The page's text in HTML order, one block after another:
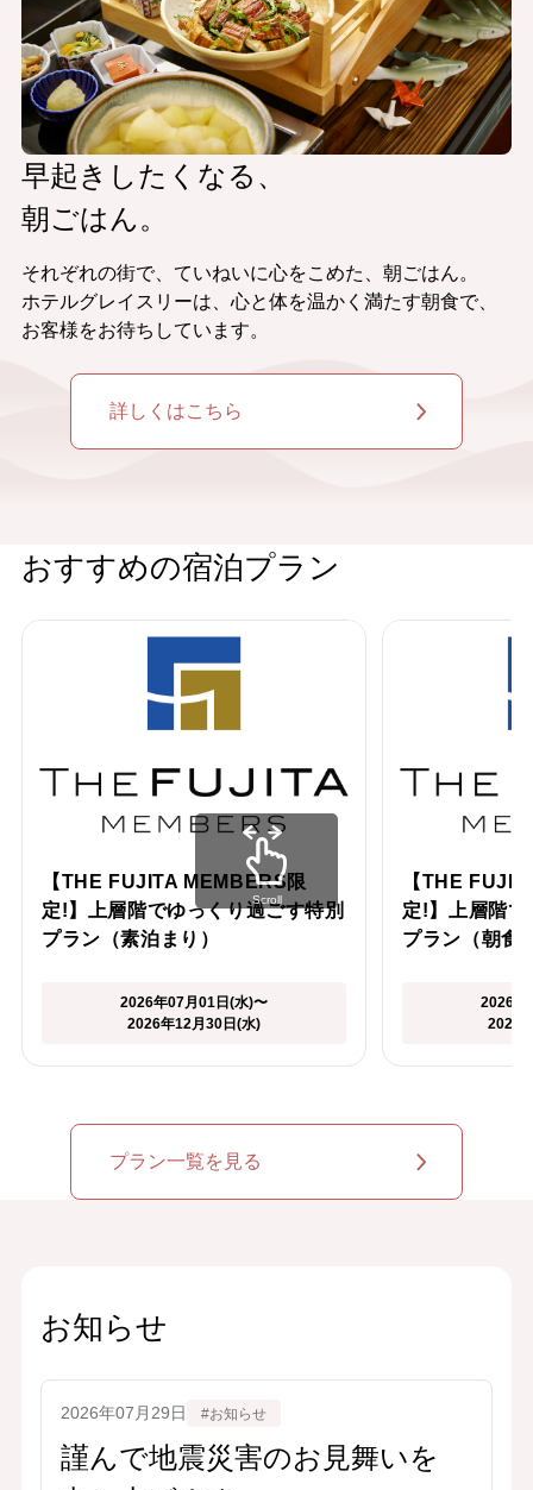
早起きしたくなる、
朝ごはん。
それぞれの街で、ていねいに心をこめた、朝ごはん。
ホテルグレイスリーは、心と体を温かく満たす朝食で、
お客様をお待ちしています。
詳しくはこちら
おすすめの宿泊プラン
【THE FUJITA MEMBERS限
定!】上層階でゆっくり過ごす特別
プラン（素泊まり）
2026年07月01日(水)〜
2026年12月30日(水)
【THE
定!】上層階
プラン（朝食
2026年
2026
Scroll
プラン一覧を見る
お知らせ
2026年07月29日 #お知らせ
謹んで地震災害のお見舞いを